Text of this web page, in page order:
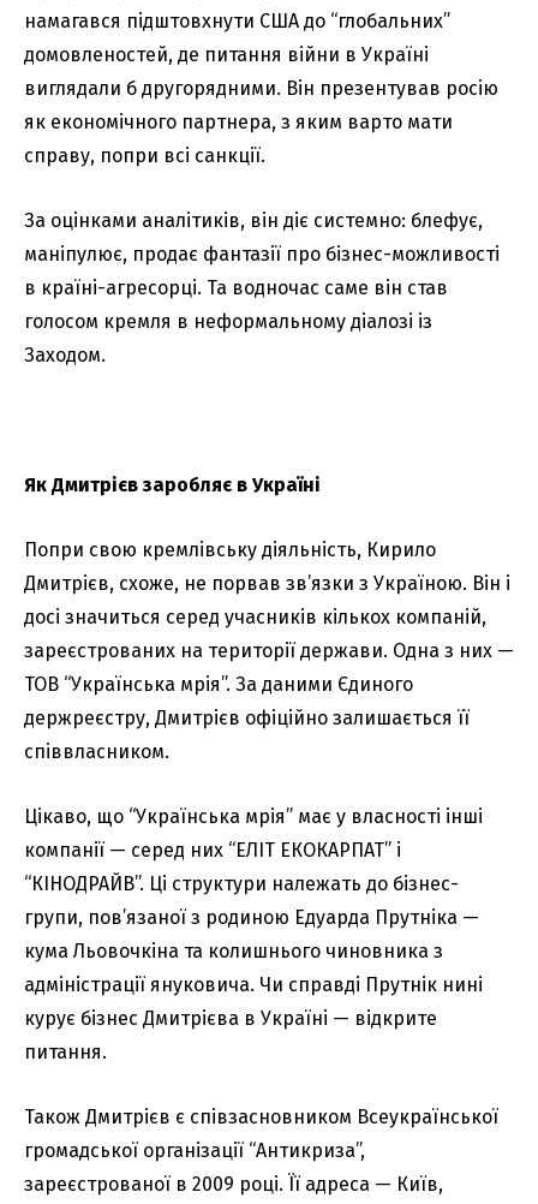
намагався підштовхнути США до “глобальних”
домовленостей, де питання війни в Україні
виглядали б другорядними. Він презентував росію
як економічного партнера, з яким варто мати
справу, попри всі санкції.
За оцінками аналітиків, він діє системно: блефує,
маніпулює, продає фантазії про бізнес-можливості
в країні-агресорці. Та водночас саме він став
голосом кремля в неформальному діалозі із
Заходом.
Як Дмитрієв заробляє в Україні
Попри свою кремлівську діяльність, Кирило
Дмитрієв, схоже, не порвав зв’язки з Україною. Він і
досі значиться серед учасників кількох компаній,
зареєстрованих на території держави. Одна з них —
ТОВ “Українська мрія”. За даними Єдиного
держреєстру, Дмитрієв офіційно залишається її
співвласником.
Цікаво, що “Українська мрія” має у власності інші
компанії — серед них “ЕЛІТ ЕКОКАРПАТ” і
“КІНОДРАЙВ”. Ці структури належать до бізнес-
групи, пов’язаної з родиною Едуарда Прутніка —
кума Льовочкіна та колишнього чиновника з
адміністрації януковича. Чи справді Прутнік нині
курує бізнес Дмитрієва в Україні — відкрите
питання.
Також Дмитрієв є співзасновником Всеукраїнської
громадської організації “Антикриза”,
зареєстрованої в 2009 році. Її адреса — Київ,